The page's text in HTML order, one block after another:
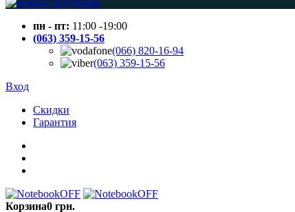
пн - пт: 11:00 -19:00
(063) 359-15-56
(066) 820-16-94
(063) 359-15-56
Вход
Скидки
Гарантия
Корзина0 грн.